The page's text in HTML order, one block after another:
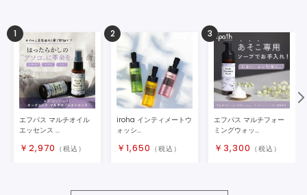
1
エフパス マルチオイル
エッセンス ...
￥ 2,970 （税込）
2
iroha インティメートウ
ォッシ...
￥ 1,650 （税込）
3
エフパス マルチフォー
ミングウォッ...
￥ 3,300 （税込）